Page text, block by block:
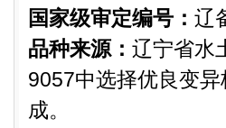
国家级审定编号： 辽
品种来源： 辽宁省水
9057中选择优良变
成。